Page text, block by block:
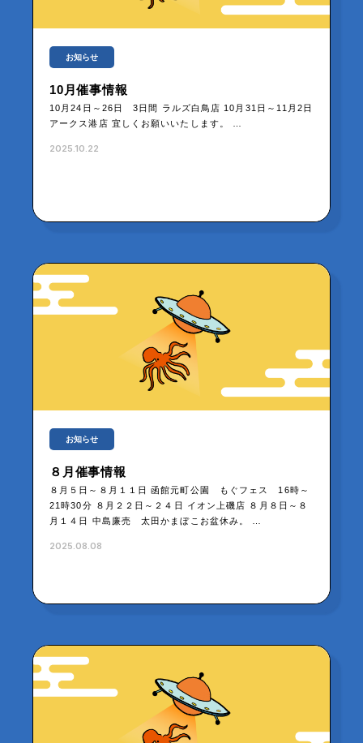
お知らせ
10月催事情報
10月24日～26日 3日間 ラルズ白鳥店 10月31日～11月2日
アークス港店 宜しくお願いいたします。 …
2025.10.22
お知らせ
８月催事情報
８月５日～８月１１日 函館元町公園 もぐフェス 16時～
21時30分 ８月２２日～２４日 イオン上磯店 ８月８日～８
月１４日 中島廉売 太田かまぼこお盆休み。 …
2025.08.08